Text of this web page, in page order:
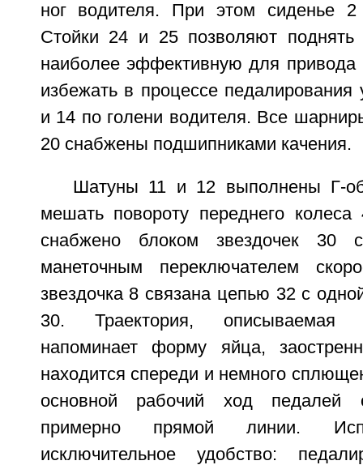
ног водителя. При этом сиденье
Стойки 24 и 25 позволяют
наиболее эффективную для привода
избежать в процессе
и 14 по голени водителя. Все
20 снабжены подшипниками качения.
Шатуны 11 и 12 выполнены Г-
мешать повороту переднего
снабжено блоком звездочек 30
манеточным переключателем
звездочка 8 связана цепью 32 с
30. Траектория, описываемая
напоминает форму яйца,
находится спереди и немного
основной рабочий ход педалей
примерно прямой линии.
исключительное удобство: